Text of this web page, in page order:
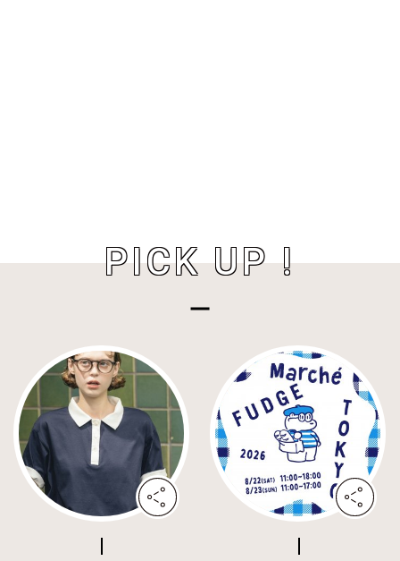
PICK UP !